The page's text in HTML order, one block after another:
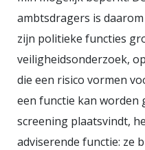
ambtsdragers is
zijn politieke functies
veiligheidsonderzoek,
die een risico vormen
een functie kan worden
screening plaatsvindt,
adviserende functie: ze